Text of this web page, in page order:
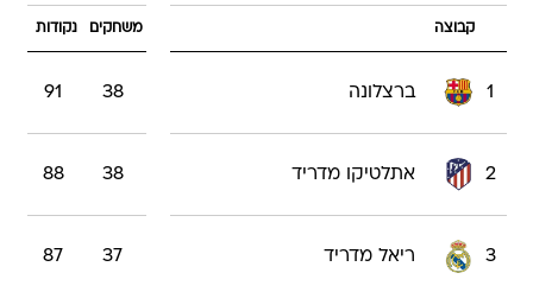
קבוצה משחקים נקודות
1 ברצלונה 38
91
2 אתלטיקו מדריד 38
88
3 ריאל מדריד 37
87